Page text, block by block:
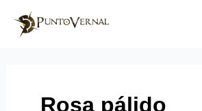
contenu
Rosa pálido